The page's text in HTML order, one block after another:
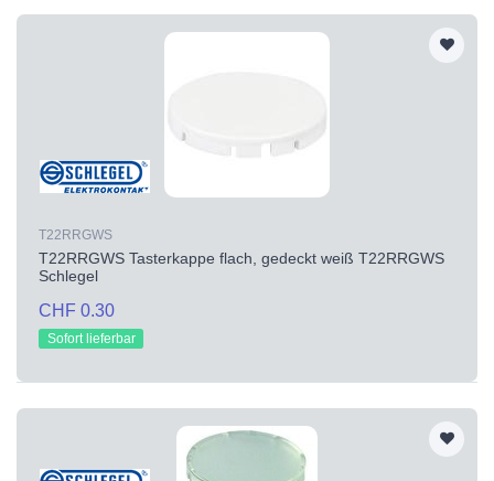
T22RRGWS
T22RRGWS Tasterkappe flach, gedeckt weiß T22RRGWS
Schlegel
CHF 0.30
Sofort lieferbar